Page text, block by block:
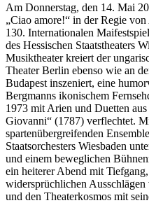
Am Donnerstag, den 14. Mai
„Ciao amore!“ in der Regie
130. Internationalen
des Hessischen Staatstheaters
Musiktheater kreiert der
Theater Berlin ebenso wie an
Budapest inszeniert, eine
Bergmanns ikonischem
1973 mit Arien und Duetten
Giovanni“ (1787) verflechtet.
spartenübergreifenden
Staatsorchesters Wiesbaden
und einem beweglichen
ein heiterer Abend mit
widersprüchlichen
und den Theaterkosmos mit